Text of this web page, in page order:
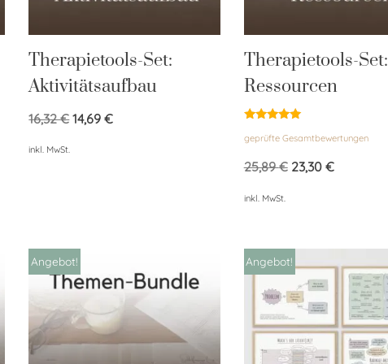
Therapietools-Set:
Aktivitätsaufbau
16,32€ 14,69€
inkl. MwSt.
Therapietools-Set:
Ressourcen
mit
von 5
geprüfte Gesamtbewertungen
25,89€ 23,30 €
inkl. MwSt.
Angebot! Angebot!